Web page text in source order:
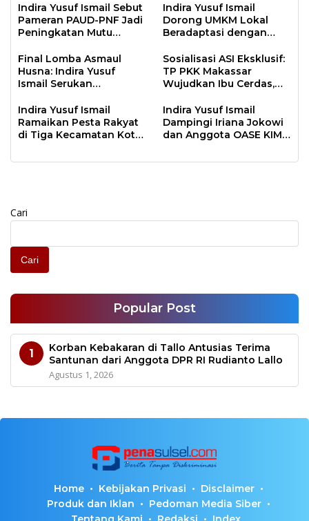
Indira Yusuf Ismail Sebut
Pameran PAUD-PNF Jadi
Peningkatan Mutu
Indira Yusuf Ismail
Dorong UMKM Lokal
Beradaptasi dengan
Final Lomba Asmaul
Husna: Indira Yusuf
Ismail Serukan
Kota Makassar
Sosialisasi ASI Eksklusif:
TP PKK Makassar
Wujudkan Ibu Cerdas,
Indira Yusuf Ismail
Ramaikan Pesta Rakyat
di Tiga Kecamatan Kota
Indira Yusuf Ismail
Dampingi Iriana Jokowi
dan Anggota OASE KIM
di Makassar
Cari
Cari
Popular Post
1
Korban Kebakaran di Tallo Antusias Terima
Santunan dari Anggota DPR RI Rudianto Lallo
Agustus 1, 2026
Home Kebijakan Privasi
Disclaimer
Produk dan Iklan
Pedoman Media Siber